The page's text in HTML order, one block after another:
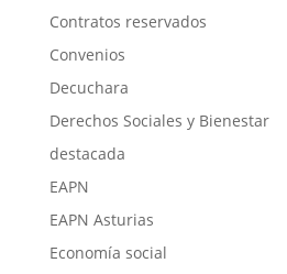
Contratos reservados
Convenios
Decuchara
Derechos Sociales y Bienestar
destacada
EAPN
EAPN Asturias
Economía social